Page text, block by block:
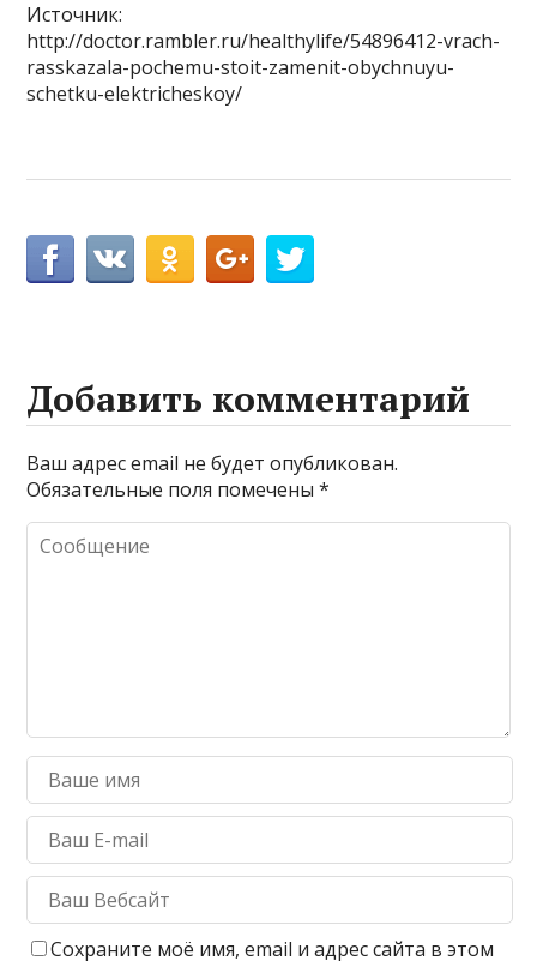
Источник:
http://doctor.rambler.ru/healthylife/54896412-vrach-
rasskazala-pochemu-stoit-zamenit-obychnuyu-
schetku-elektricheskoy/
Добавить комментарий
Ваш адрес email не будет опубликован.
Обязательные поля помечены*
Сохраните моё имя, email и адрес сайта в этом